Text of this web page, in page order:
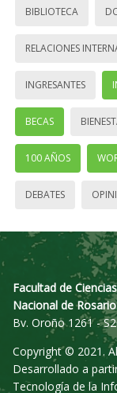
BIBLIOTECA
RELACIONES
INGRESANTES
BECAS
100 AÑOS
DEBATES
Facultad de
Nacional de Rosario
Bv. Oroño 1261 -
Copyright © 2021.
Desarrollado a
Tecnología de la